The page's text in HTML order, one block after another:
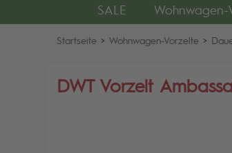
SALE Wohnwagen-
Startseite > Wohnwagen-Vorzelte >
DWT Vorzelt